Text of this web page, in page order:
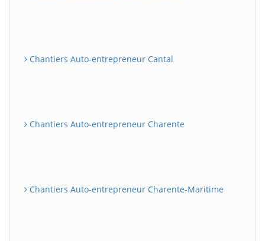
Chantiers Auto-entrepreneur Cantal
Chantiers Auto-entrepreneur Charente
Chantiers Auto-entrepreneur Charente-Maritime